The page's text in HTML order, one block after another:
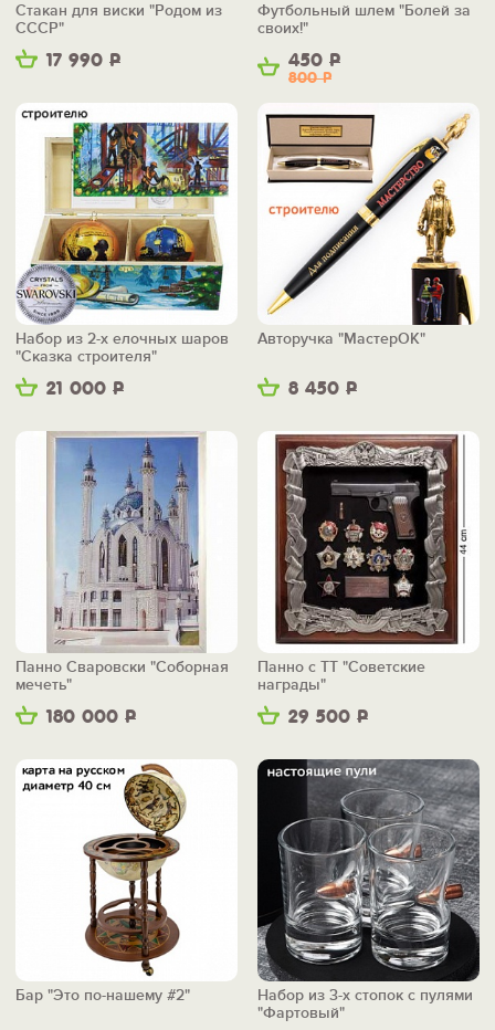
17 990 Р
Стакан для виски "Родом из
СССР"
450 Р
800Р
Футбольный шлем "Болей за
своих!"
21 000 Р
Набор из 2-х елочных шаров
"Сказка строителя"
8 450 Р
Авторучка "МастерОК"
180 000 Р
Панно Сваровски "Соборная
мечеть"
29 500 Р
Панно с ТТ "Советские
награды"
Бар "Это по-нашему #2"
Набор из 3-х стопок с пулями
"Фартовый"